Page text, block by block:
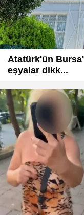
Atatürk'ün
eşyalar dikk...